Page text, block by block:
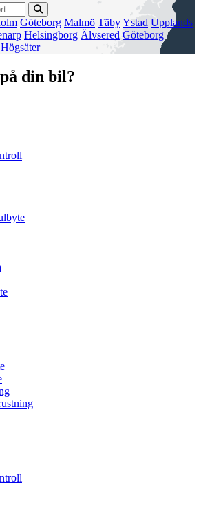
Göteborg Malmö TäbyYstad Upplands
Helsingborg Älvsered Göteborg
Högsäter
din bil?